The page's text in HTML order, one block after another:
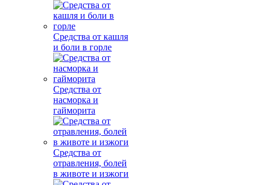
Средства от кашля
и боли в горле
Средства от
насморка и
гайморита
Средства от
отравления, болей
в животе и изжоги